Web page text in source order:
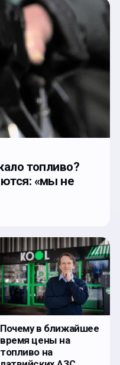
топливо?
«мы не
Почему в ближайшее
время цены на
топливо на